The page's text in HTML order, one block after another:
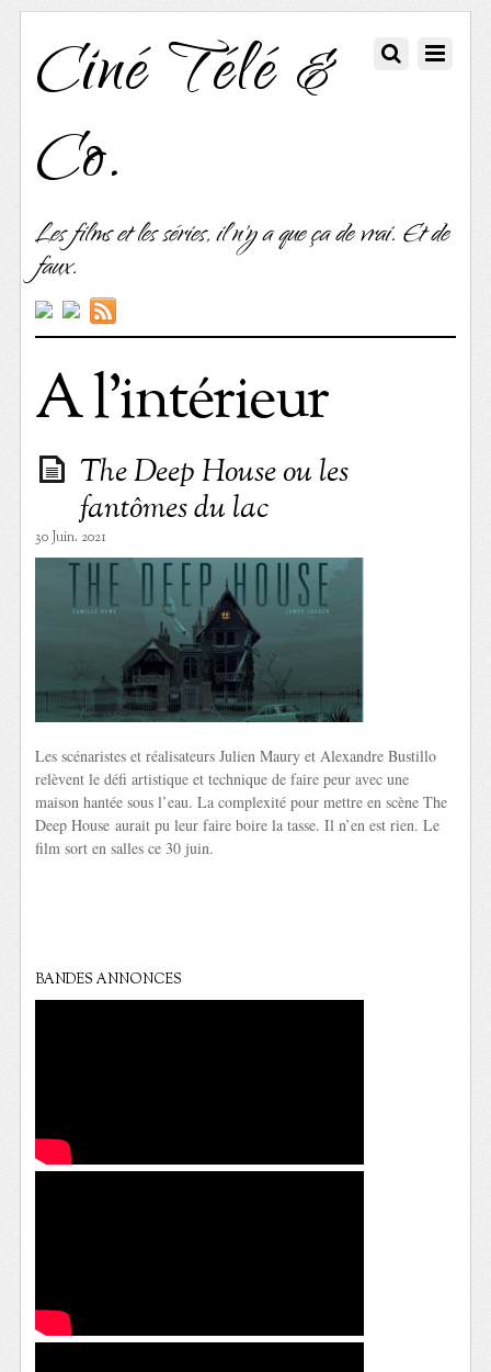
Ciné Télé &
Co.
Les films et les séries, il n'y a que ça de vrai. Et de
faux.
A l’intérieur
The Deep House ou les
fantômes du lac
30 Juin. 2021
Les scénaristes et réalisateurs Julien Maury et Alexandre Bustillo
relèvent le défi artistique et technique de faire peur avec une
maison hantée sous l’eau. La complexité pour mettre en scène The
Deep House aurait pu leur faire boire la tasse. Il n’en est rien. Le
film sort en salles ce 30 juin.
BANDES ANNONCES